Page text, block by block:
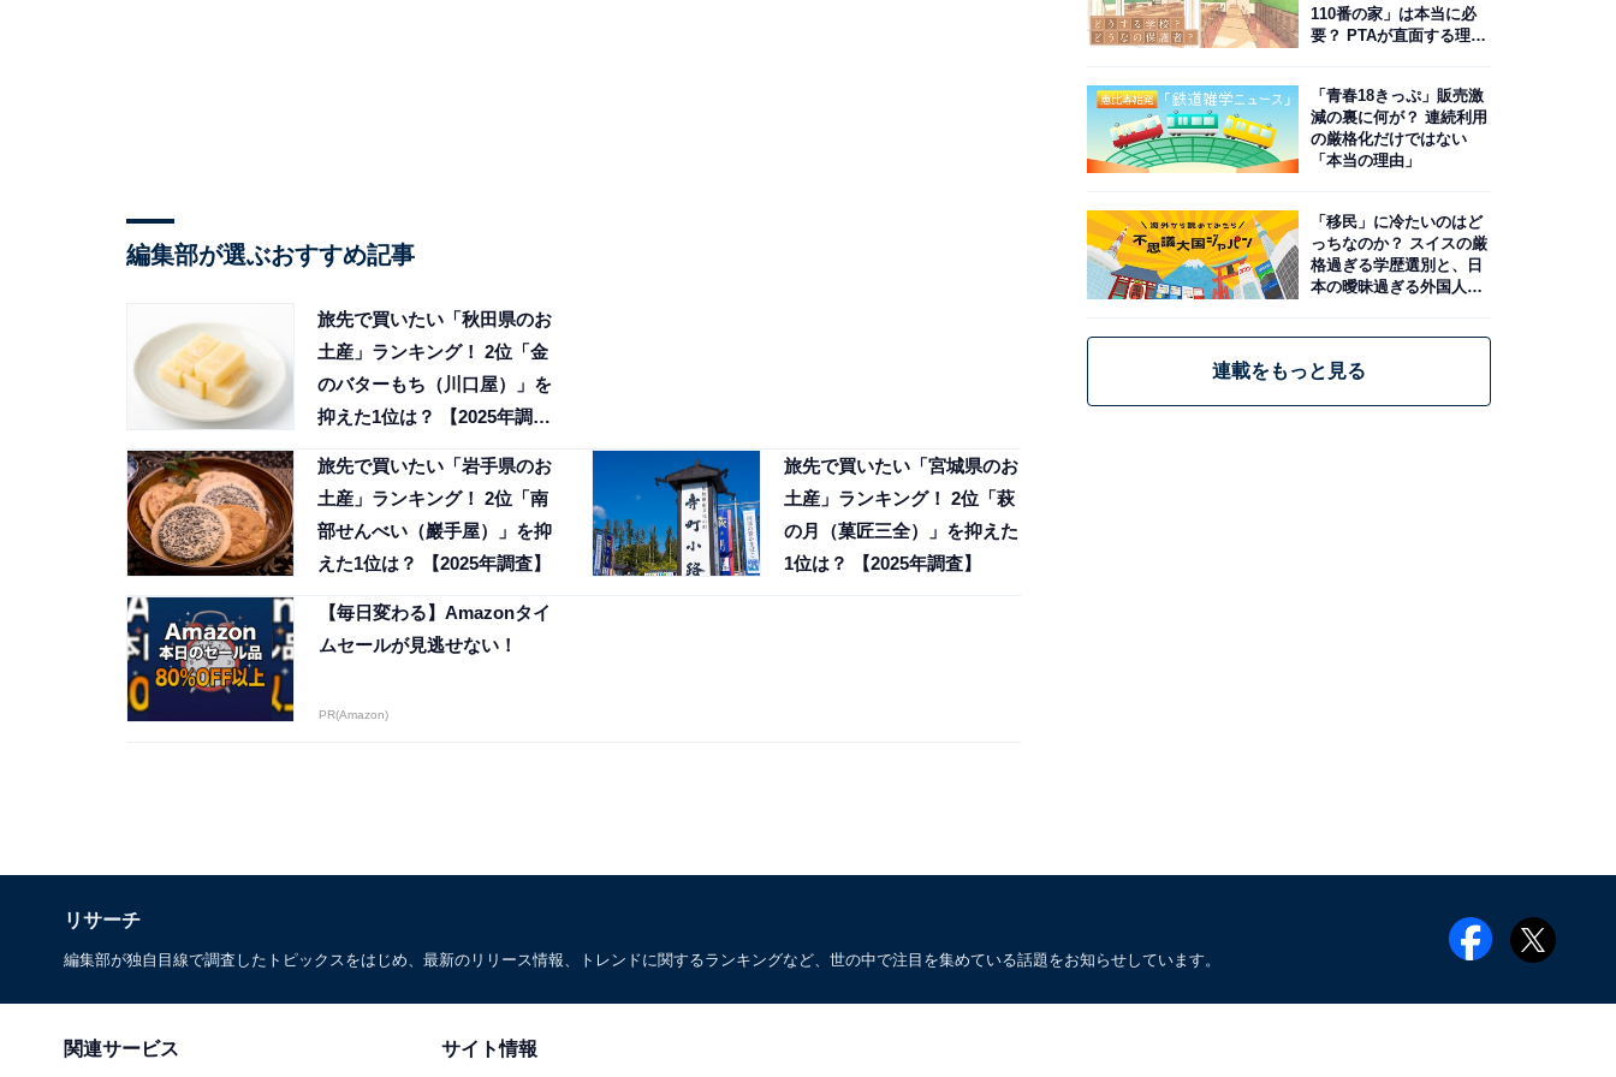
編集部が選ぶおすすめ記事
旅先で買いたい「秋田県のお
土産」ランキング！ 2位「金
のバターもち（川口屋）」を
抑えた1位は？ 【2025年調
旅先で買いたい「岩手県のお
土産」ランキング！ 2位「南
部せんべい（巖手屋）」を抑
えた1位は？ 【2025年調査】
旅先で買いたい「宮城県のお
土産」ランキング！ 2位「萩
の月（菓匠三全）」を抑えた
1位は？ 【2025年調査】
【毎日変わる】Amazonタイ
ムセールが見逃せない！
PR(Amazon)
110番の家」は本当に必
要？ PTAが直面する理想
「青春18きっぷ」販売激
減の裏に何が？ 連続利用
の厳格化だけではない
「本当の理由」
「移民」に冷たいのはど
っちなのか？ スイスの厳
格過ぎる学歴選別と、日
本の曖昧過ぎる外国人政
連載をもっと見る
リサーチ
編集部が独自目線で調査したトピックスをはじめ、最新のリリース情報、トレンドに関するランキングなど、世の中で注目を集めている話題をお知らせしています。
関連サービス サイト情報